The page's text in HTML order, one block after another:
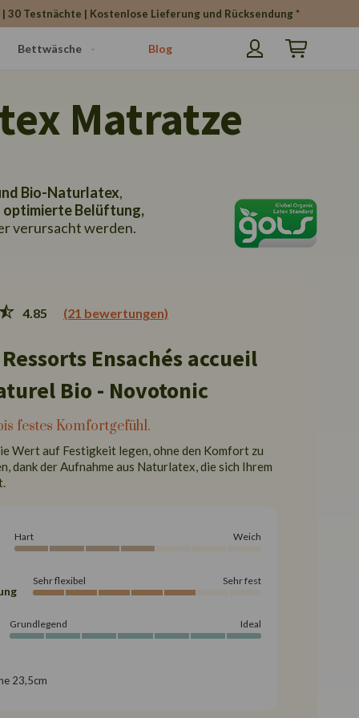
Testnächte | Kostenlose Lieferung und Rücksendung *
Bettwäsche Blog Mein
Matratze
Bio-Naturlatex,
optimierte Belüftung,
verursacht werden.
4.85 (21 bewertungen)
Ensachés accueil
Bio - Novotonic
festes Komfortgefühl.
Wert auf Festigkeit legen, ohne den Komfort zu
dank der Aufnahme aus Naturlatex, die sich Ihrem
Hart Weich
Sehr flexibel Sehr fest
Grundlegend Ideal
23,5cm